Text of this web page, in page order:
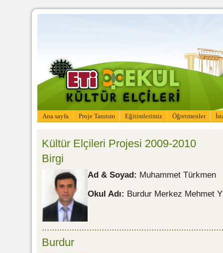
Ana sayfa Proje Tanıtım Eğitimlerimiz Öğretmenler
Kültür Elçileri Projesi 2009-2010
Birgi
Ad & Soyad: Muhammet Türkmen
Okul Adı: Burdur Merkez Mehmet
Burdur